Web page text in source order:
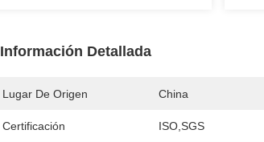
Información Detallada
Lugar De Origen China
Certificación ISO,SGS